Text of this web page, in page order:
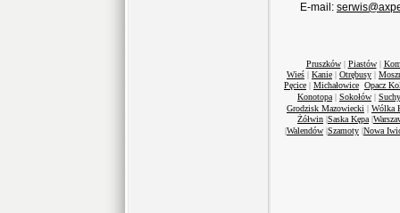
E-mail:
Pruszków| Piastów|
Wieś | Kanie | Otrębusy |
Pęcice | Michałowice Opacz
Konotopa | Sokołów |
Grodzisk Mazowiecki | Wólka
Żółwin |Saska Kępa |
|Walendów |Szamoty |Nowa